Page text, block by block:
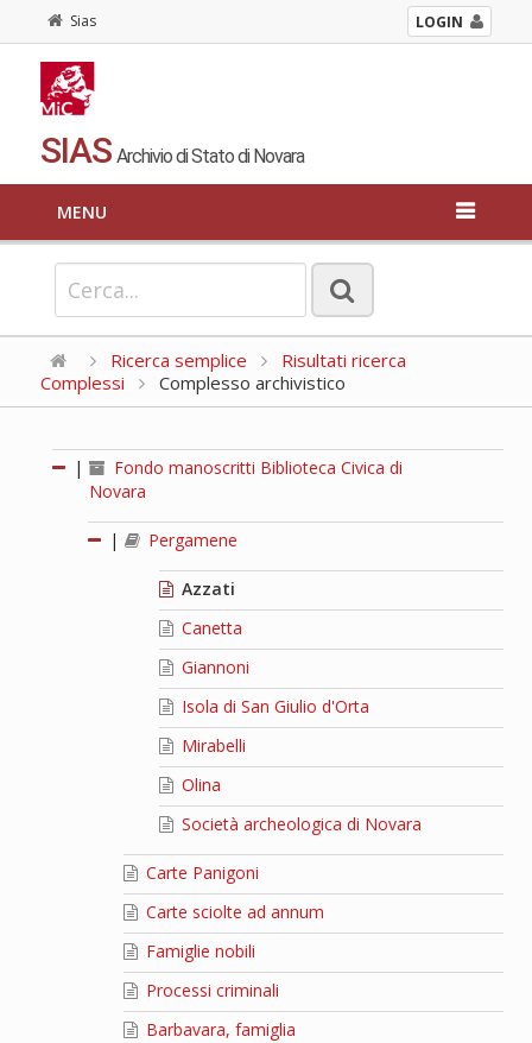
Sias LOGIN
SIAS Archivio di Stato di Novara
MENU
Ricerca semplice
Risultati ricerca
Complessi
Complesso archivistico
|
Fondo manoscritti Biblioteca Civica di
Novara
| Pergamene
Azzati
Canetta
Giannoni
Isola di San Giulio d'Orta
Mirabelli
Olina
Società archeologica di Novara
Carte Panigoni
Carte sciolte ad annum
Famiglie nobili
Processi criminali
Barbavara, famiglia